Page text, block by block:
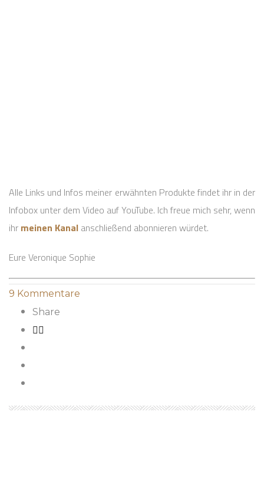
Alle Links und Infos meiner erwähnten Produkte findet ihr in der
Infobox unter dem Video auf YouTube. Ich freue mich sehr, wenn
ihr meinen Kanal anschließend abonnieren würdet.
Eure Veronique Sophie
9 Kommentare
Share